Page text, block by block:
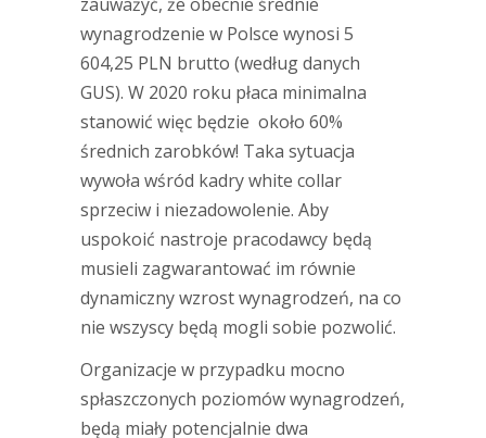
wynagrodzenie w Polsce wynosi 5
604,25 PLN brutto (według danych
GUS). W 2020 roku płaca minimalna
stanowić więc będzie około 60%
średnich zarobków! Taka sytuacja
wywoła wśród kadry white collar
sprzeciw i niezadowolenie. Aby
uspokoić nastroje pracodawcy będą
musieli zagwarantować im równie
dynamiczny wzrost wynagrodzeń, na co
nie wszyscy będą mogli sobie pozwolić.
Organizacje w przypadku mocno
spłaszczonych poziomów wynagrodzeń,
będą miały potencjalnie dwa